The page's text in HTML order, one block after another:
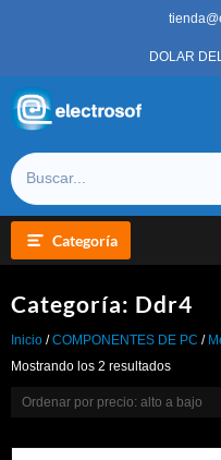
DOLAR
Categoría
Categoría: Ddr4
Inicio /COMPONENTES DE PC /
Mostrando los 2 resultadosOrdenado
precio:
alto